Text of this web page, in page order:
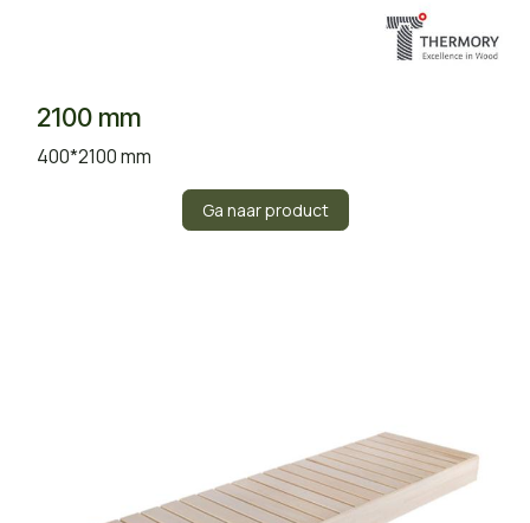
2100 mm
400*2100 mm
Ga naar product